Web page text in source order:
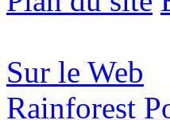
Sur le Web
Rainforest